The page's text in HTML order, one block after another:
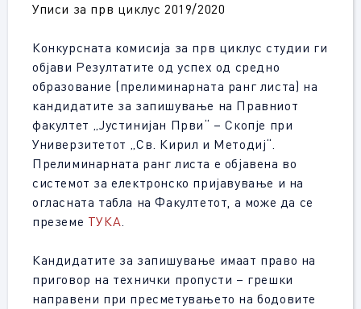
Уписи за прв циклус 2019/2020
Конкурсната комисија за прв циклус студии ги
објави Резултатите одуспех од средно
образование (прелиминарната ранг листа) на
кандидатите за запишување на Правниот
факултет „Јустинијан Први“ – Скопје при
Универзитетот „Св. Кирил и Методиј“.
Прелиминарната ранг листа е објавена во
системот за електронско пријавување и на
огласната табла на Факултетот, а може да се
преземе ТУКА.
Кандидатите за запишување имаат право на
приговор на технички пропусти – грешки
направени при пресме­тувањето на бодовите